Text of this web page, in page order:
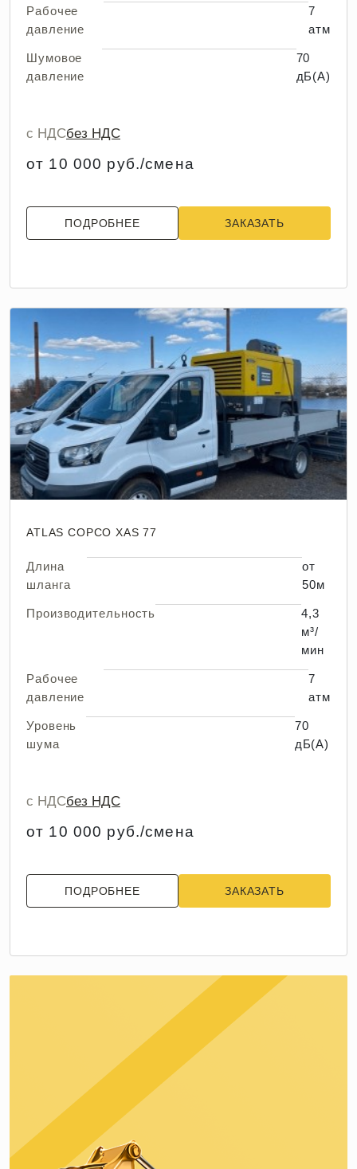
Рабочее
давление
7
атм
Шумовое
давление
70
дБ(А)
с НДСбез НДС
от 10 000 руб./смена
ПОДРОБНЕЕ ЗАКАЗАТЬ
ATLAS COPCO XAS 77
Длина
шланга
от
50м
Производительность
4,3
м³/
мин
Рабочее
давление
7
атм
Уровень
шума
70
дБ(А)
с НДСбез НДС
от 10 000 руб./смена
ПОДРОБНЕЕ ЗАКАЗАТЬ